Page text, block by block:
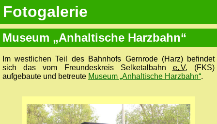
Fotogalerie
Museum „Anhaltische Harzbahn“
Im westlichen Teil des Bahnhofs Gernrode (Harz) befindet
sich das vom Freundeskreis Selketalbahn e. V. (FKS)
aufgebaute und betreute Museum „Anhaltische Harzbahn“.